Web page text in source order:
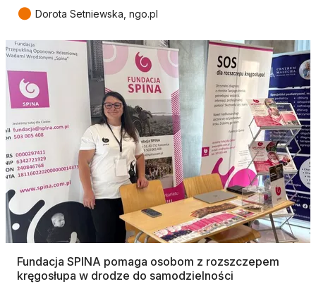
● Dorota Setniewska, ngo.pl
Fundacja SPINA pomaga osobom z rozszczepem
kręgosłupa w drodze do samodzielności